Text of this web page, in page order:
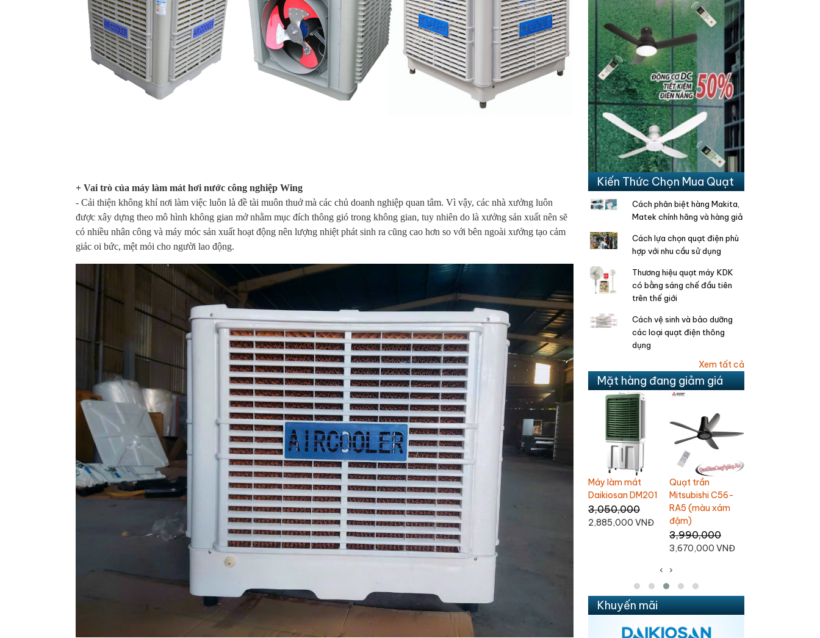
+ Vai trò của máy làm mát hơi nước công nghiệp Wing
- Cải thiện không khí nơi làm việc luôn là đề tài muôn thuở mà các chủ doanh nghiệp quan tâm. Vì vậy, các nhà xưởng luôn
được xây dựng theo mô hình không gian mở nhằm mục đích thông gió trong không gian, tuy nhiên do là xưởng sản xuất nên sẽ
có nhiều nhân công và máy móc sản xuất hoạt động nên lượng nhiệt phát sinh ra cũng cao hơn so với bên ngoài xưởng tạo cảm
giác oi bức, mệt mỏi cho người lao động.
Kiến Thức Chọn Mua Quạt
Cách phân biệt hàng Makita,
Matek chính hãng và hàng giả
Cách lựa chọn quạt điện phù
hợp với nhu cầu sử dụng
Thương hiệu quạt máy KDK
có bằng sáng chế đầu tiên
trên thế giới
Cách vệ sinh và bảo dưỡng
các loại quạt điện thông
dụng
Xem tất cả
Mặt hàng đang giảm giá
Chinghai SF2001
Quạt treo tường
AC AWF04A163
670,000
630,000 VNĐ
Quạt trần AC 5
cánh ACF03D665
3,580,000
3,165,000 VNĐ
Quạt trần AC 5
cánh ACF02D525
2,700,000
2,595,000 VNĐ
Máy làm mát
Daikiosan DM103
2,950,000
2,840,000 VNĐ
Máy làm mát
Daikiosan DM201
3,050,000
2,885,000 VNĐ
RA5 (màu xám
Máy làm mát
Daikiosan DM109
Liên hệ
Quạt thổi thảm
Omysu CD-T01
1,800,000
1,690,000 VNĐ
‹ ›
Khuyến mãi